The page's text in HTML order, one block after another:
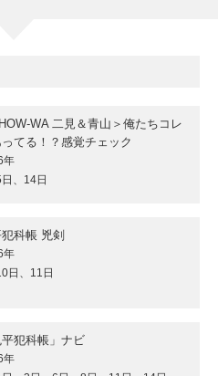
WA 二見＆青山＞俺たちコレ
てる！？感覚チェック
年
、14日
犯科帳 兇剣
年
日、11日
平犯科帳」ナビ
年